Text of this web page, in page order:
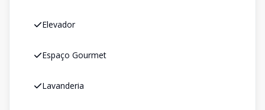
Elevador
Espaço Gourmet
Lavanderia